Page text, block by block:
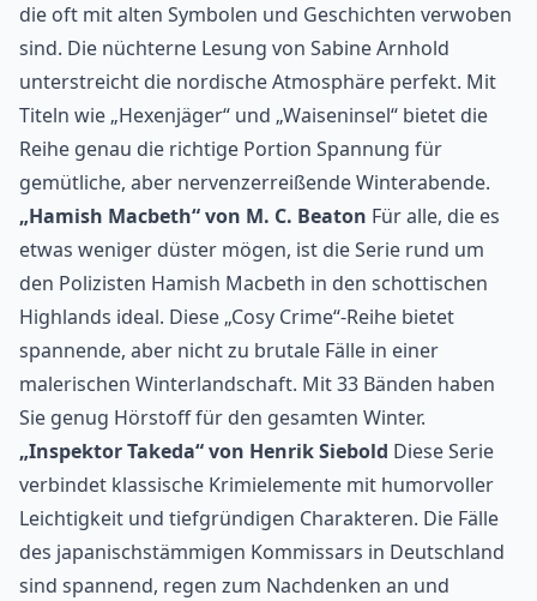
die oft mit alten Symbolen und Geschichten verwoben
sind. Die nüchterne Lesung von Sabine Arnhold
unterstreicht die nordische Atmosphäre perfekt. Mit
Titeln wie „Hexenjäger“ und „Waiseninsel“ bietet die
Reihe genau die richtige Portion Spannung für
gemütliche, aber nervenzerreißende Winterabende.
„Hamish Macbeth“ von M. C. Beaton Für alle, die es
etwas weniger düster mögen, ist die Serie rund um
den Polizisten Hamish Macbeth in den schottischen
Highlands ideal. Diese „Cosy Crime“-Reihe bietet
spannende, aber nicht zu brutale Fälle in einer
malerischen Winterlandschaft. Mit 33 Bänden haben
Sie genug Hörstoff für den gesamten Winter.
„Inspektor Takeda“ von Henrik Siebold Diese Serie
verbindet klassische Krimielemente mit humorvoller
Leichtigkeit und tiefgründigen Charakteren. Die Fälle
des japanischstämmigen Kommissars in Deutschland
sind spannend, regen zum Nachdenken an und